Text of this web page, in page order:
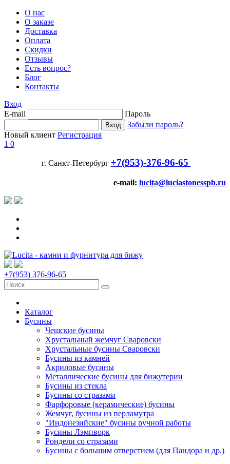
О нас
О заказе
Доставка
Оплата
Скидки
Отзывы
Есть вопрос?
Блог
Контакты
Вход
E-mail
Пароль
Забыли пароль?
Новый клиент Регистрация
1 0
г. Санкт-Петербург +7(953)-376-96-65
e-mail: lucita@luciastonesspb.ru
+7(953) 376-96-65
Каталог
Бусины
Чешские бусины
Хрустальный жемчуг Сваровски
Хрустальные бусины Сваровски
Бусины из камней
Акриловые бусины
Металлические бусины для бижутерии
Бусины из стекла
Бусины со стразами
Фарфоровые (керамические) бусины
Жемчуг, бусины из перламутра
"Индонезийские" бусины ручной работы
Бусины Лэмпворк
Рондели со стразами
Бусины с большим отверстием (для Пандора и др.)